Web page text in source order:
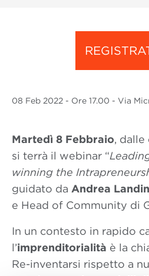
08 Feb 2022 - Ore 17.00 - Via
Martedì 8 Febbraio, dalle
si terrà il webinar “
winning the
guidato da Andrea
e Head of Community di
In un contesto in rapido
l’imprenditorialità è la
Re-inventarsi rispetto a